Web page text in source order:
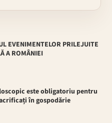
EVENIMENTELOR PRILEJUITE
A ROMÂNIEI
este obligatoriu pentru
în gospodărie